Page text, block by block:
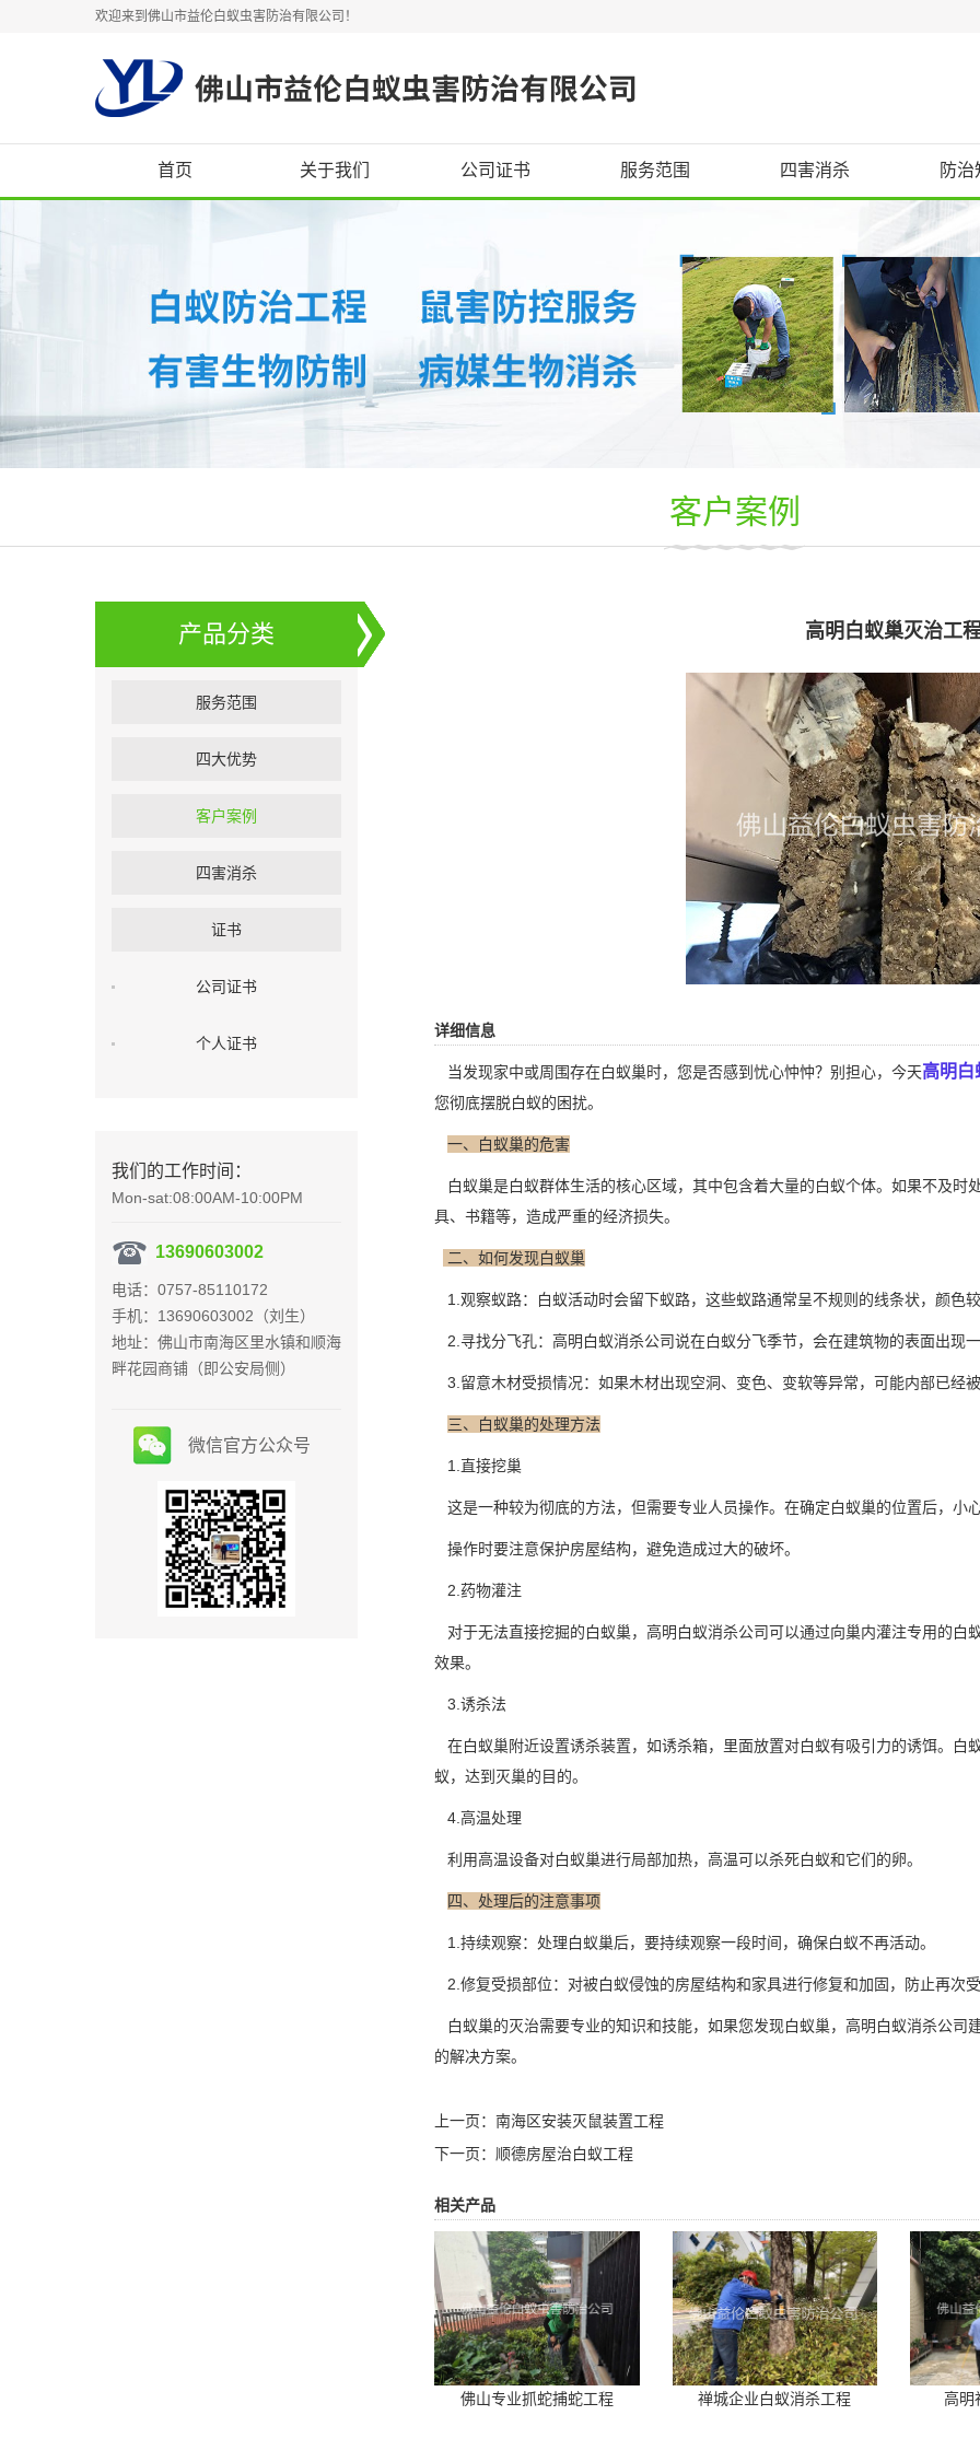
欢迎来到佛山市益伦白蚁虫害防治有限公司！
首页 关于我们 公司证书 服务范围 四害消杀 防治
客户案例
产品分类
服务范围
四大优势
客户案例
四害消杀
证书
公司证书
个人证书
我们的工作时间：
Mon-sat:08:00AM-10:00PM
13690603002
电话：0757-85110172
手机：13690603002（刘生）
地址：佛山市南海区里水镇和顺海
畔花园商铺（即公安局侧）
微信官方公众号
高明白蚁巢灭治工
详细信息
当发现家中或周围存在白蚁巢时，您是否感到忧心忡忡？别担心，今天高明白
您彻底摆脱白蚁的困扰。
一、白蚁巢的危害
白蚁巢是白蚁群体生活的核心区域，其中包含着大量的白蚁个体。如果不及时
具、书籍等，造成严重的经济损失。
二、如何发现白蚁巢
1.观察蚁路：白蚁活动时会留下蚁路，这些蚁路通常呈不规则的线条状，颜色
2.寻找分飞孔：高明白蚁消杀公司说在白蚁分飞季节，会在建筑物的表面出现
3.留意木材受损情况：如果木材出现空洞、变色、变软等异常，可能内部已经
三、白蚁巢的处理方法
1.直接挖巢
这是一种较为彻底的方法，但需要专业人员操作。在确定白蚁巢的位置后，小
操作时要注意保护房屋结构，避免造成过大的破坏。
2.药物灌注
对于无法直接挖掘的白蚁巢，高明白蚁消杀公司可以通过向巢内灌注专用的白
效果。
3.诱杀法
在白蚁巢附近设置诱杀装置，如诱杀箱，里面放置对白蚁有吸引力的诱饵。白
蚁，达到灭巢的目的。
4.高温处理
利用高温设备对白蚁巢进行局部加热，高温可以杀死白蚁和它们的卵。
四、处理后的注意事项
1.持续观察：处理白蚁巢后，要持续观察一段时间，确保白蚁不再活动。
2.修复受损部位：对被白蚁侵蚀的房屋结构和家具进行修复和加固，防止再次
白蚁巢的灭治需要专业的知识和技能，如果您发现白蚁巢，高明白蚁消杀公司
的解决方案。
上一页： 南海区安装灭鼠装置工程
下一页： 顺德房屋治白蚁工程
相关产品
佛山专业抓蛇捕蛇工程 禅城企业白蚁消杀工程 高明